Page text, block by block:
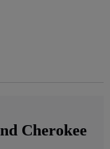
Cherokee